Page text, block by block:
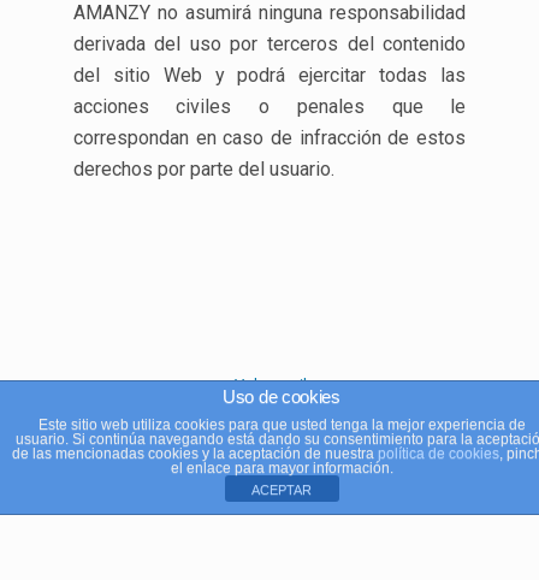
AMANZY no asumirá ninguna responsabilidad
derivada del uso por terceros del contenido
del sitio Web y podrá ejercitar todas las
acciones civiles o penales que le
correspondan en caso de infracción de estos
derechos por parte del usuario.
Volver arriba
Móvil Escritorio
Uso de cookies
Este sitio web utiliza cookies para que usted tenga la mejor experiencia de
usuario. Si continúa navegando está dando su consentimiento para la
de las mencionadas cookies y la aceptación de nuestra política de cookies,
el enlace para mayor información.
ACEPTAR